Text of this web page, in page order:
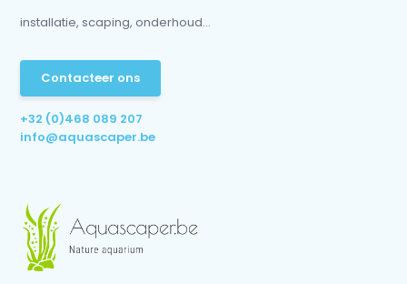
installatie, scaping, onderhoud...
Contacteer ons
+32 (0)468 089 207
info@aquascaper.be